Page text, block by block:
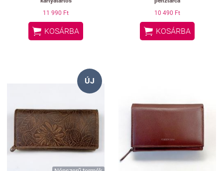
11 990 Ft
 KOSÁRBA
10 490 Ft
 KOSÁRBA
ÚJ